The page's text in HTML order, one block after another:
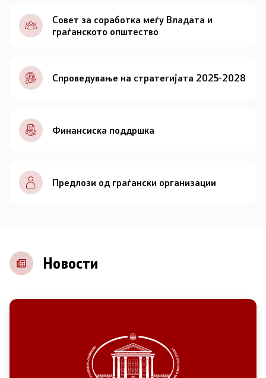
Документи
Совет
За советот
Документи
Записници и дневни редови од седниците на
Советот
Контакт
Основање на здружение
Совет за соработка меѓу Владата и
граѓанското општество
Спроведување на стратегијата 2025-2028
Финансиска поддршка
Предлози од граѓански организации
Новости